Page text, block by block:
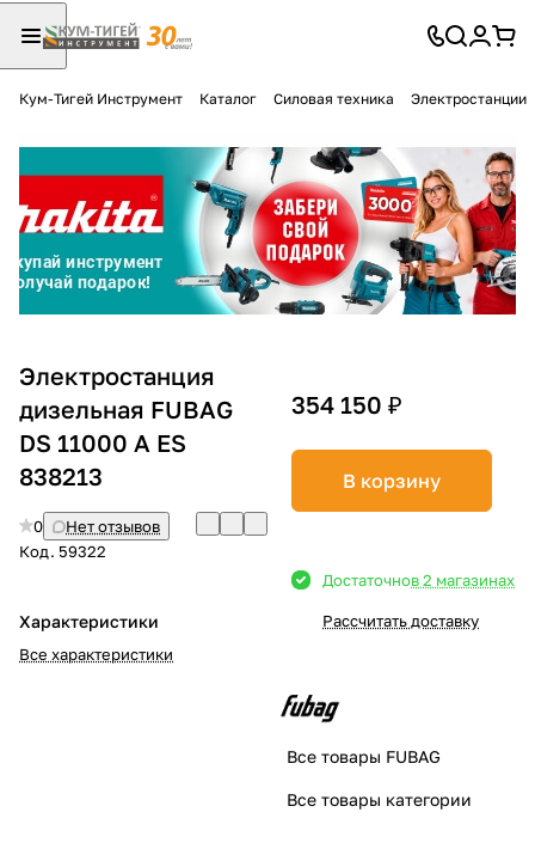
Кум-Тигей Инструмент Каталог Силовая техника Электростанции
Электростанция
дизельная FUBAG
DS 11000 A ES
838213
0
Нет отзывов
Код. 59322
Характеристики
Все характеристики
354 150 ₽
В корзину
Достаточнов 2 магазинах
Рассчитать доставку
Все товары FUBAG
Все товары категории
Разбейте
оплатуна части
без переплат
График платежей
Сегодня
25%
% картой любого банка